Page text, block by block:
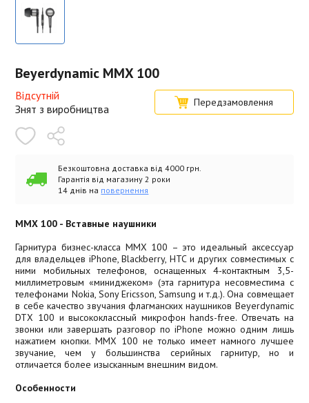
Beyerdynamic MMX 100
Відсутній
Знят з виробництва
Передзамовлення
Безкоштовна доставка від 4000 грн.
Гарантія від магазину 2 роки
14 днів на повернення
MMX 100 - Вставные наушники
Гарнитура бизнес-класса MMX 100 – это идеальный аксессуар
для владельцев iPhone, Blackberry, HTC и других совместимых с
ними мобильных телефонов, оснащенных 4-контактным 3,5-
миллиметровым «миниджеком» (эта гарнитура несовместима с
телефонами Nokia, Sony Ericsson, Samsung и т.д.). Она совмещает
в себе качество звучания флагманских наушников Beyerdynamic
DTX 100 и высококлассный микрофон hands-free. Отвечать на
звонки или завершать разговор по iPhone можно одним лишь
нажатием кнопки. MMX 100 не только имеет намного лучшее
звучание, чем у большинства серийных гарнитур, но и
отличается более изысканным внешним видом.
Особенности